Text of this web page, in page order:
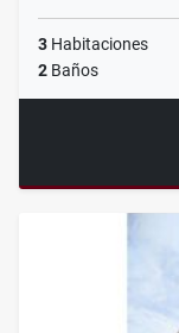
3 Habitaciones
2 Baños